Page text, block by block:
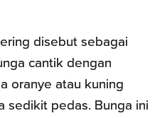
disebut sebagai
cantik dengan
oranye atau kuning
sedikit pedas. Bunga ini